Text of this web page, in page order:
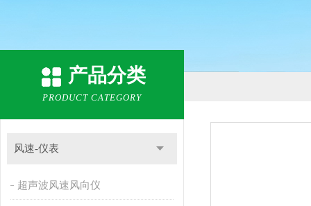
产品分类
PRODUCT CATEGORY
风速-仪表
超声波风速风向仪